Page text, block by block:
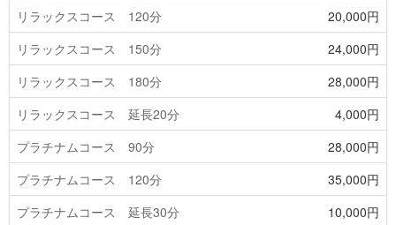
リラックスコース 120分
20,000円
リラックスコース 150分
24,000円
リラックスコース 180分
28,000円
リラックスコース 延長20分
4,000円
プラチナムコース 90分
28,000円
プラチナムコース 120分
35,000円
プラチナムコース 延長30分
10,000円